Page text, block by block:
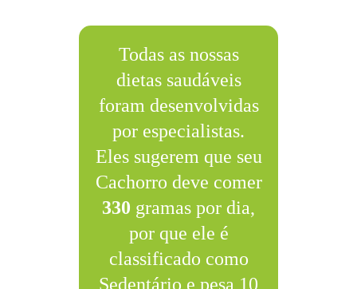
Todas as nossas
dietas saudáveis
foram desenvolvidas
por especialistas.
Eles sugerem que seu
Cachorro deve comer
330 gramas por dia,
por que ele é
classificado como
Sedentário e pesa 10